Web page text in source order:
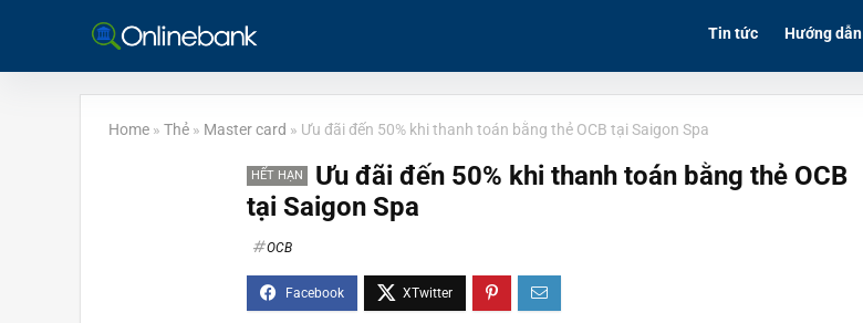
Tin tức Hướng dẫn
Home » Thẻ » Master card » Ưu đãi đến 50% khi thanh toán bằng thẻ OCB tại Saigon Spa
HẾT HẠN
Ưu đãi đến 50% khi thanh toán bằng thẻ OCB
tại Saigon Spa
OCB